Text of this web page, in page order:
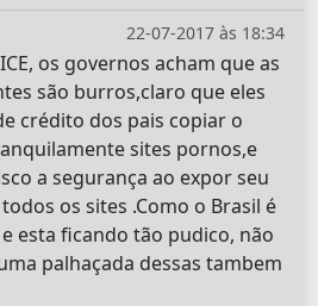
22-07-2017 às 18:34
os governos acham que as
são burros,claro que eles
crédito dos pais copiar o
sites pornos,e
a segurança ao expor seu
os sites .Como o Brasil é
esta ficando tão pudico, não
palhaçada dessas tambem